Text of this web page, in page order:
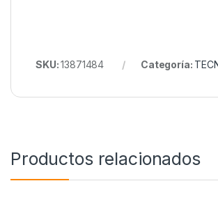
SKU:13871484 Categoría:
Productos relacionados